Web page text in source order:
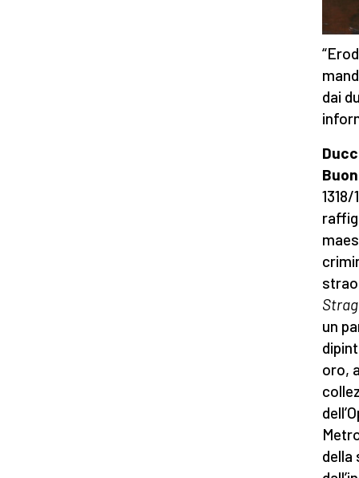
dai
1318/
un
oro,
della